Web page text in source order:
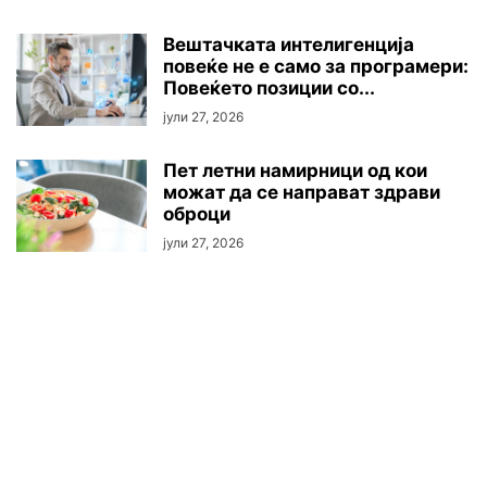
Вештачката интелигенција
повеќе не е само за програмери:
Повеќето позиции со...
јули 27, 2026
Пет летни намирници од кои
можат да се направат здрави
оброци
јули 27, 2026